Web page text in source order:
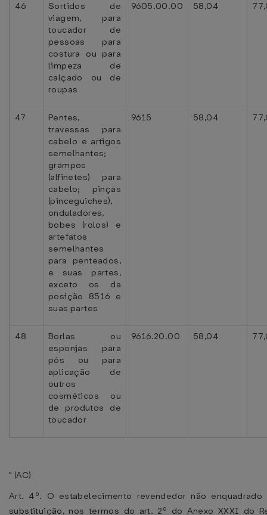
46
Sortidos de
viagem, para
toucador de
pessoas para
costura ou para
limpeza de
calçado ou de
roupas
9605.00.00 58,04
47
Pentes,
travessas para
cabelo e artigos
semelhantes;
grampos
(alfinetes) para
cabelo; pinças
(pinceguiches),
onduladores,
bobes (rolos) e
artefatos
semelhantes
para penteados,
e suas partes,
exceto os da
posição 8516 e
suas partes
9615 58,04
48
Borlas ou
esponjas para
pós ou para
aplicação de
outros
cosméticos ou
de produtos de
toucador
9616.20.00 58,04
" (AC)
Art. 4º. O estabelecimento revendedor não
substituição, nos termos do art. 2º do Anexo XXXI do